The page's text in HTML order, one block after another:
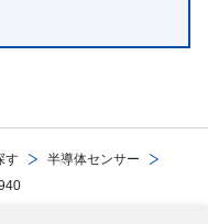
す
半導体センサー